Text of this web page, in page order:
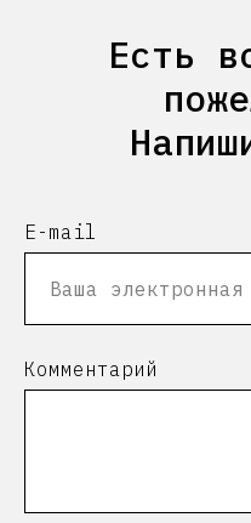
Есть
E-mail
Комментарий